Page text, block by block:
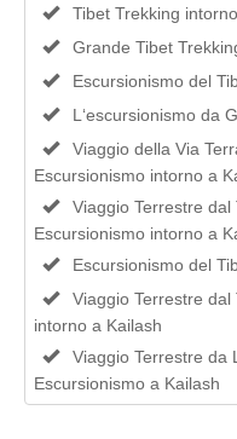
Tibet Trekking
Grande Tibet
Escursionismo del
L‘escursionismo da
Viaggio della Via
Escursionismo intorno a
Viaggio Terrestre
Escursionismo intorno a
Escursionismo del
Viaggio Terrestre
intorno a Kailash
Viaggio Terrestre da
Escursionismo a Kailash